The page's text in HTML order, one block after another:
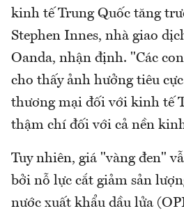
kinh tế Trung Quốc tăng
Stephen Innes, nhà giao
Oanda, nhận định. "Các
cho thấy ảnh hưởng tiêu
thương mại đối với kinh tế
thậm chí đối với cả nền
Tuy nhiên, giá "vàng đen"
bởi nỗ lực cắt giảm sản
nước xuất khẩu dầu lửa